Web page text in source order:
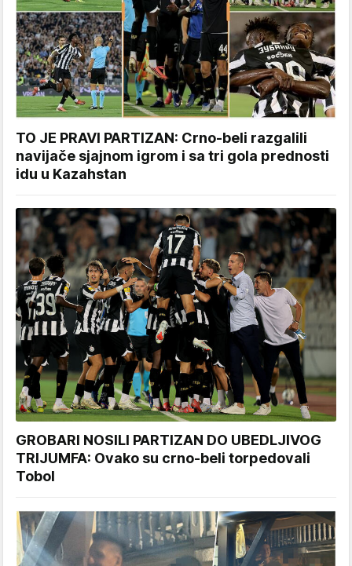
TO JE PRAVI PARTIZAN: Crno-beli razgalili
navijače sjajnom igrom i sa tri gola prednosti
idu u Kazahstan
GROBARI NOSILI PARTIZAN DO UBEDLJIVOG
TRIJUMFA: Ovako su crno-beli torpedovali
Tobol